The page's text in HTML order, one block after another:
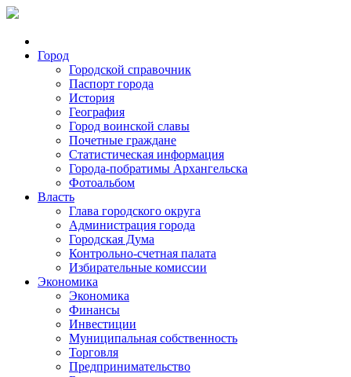
Город
Городской справочник
Паспорт города
История
География
Город воинской славы
Почетные граждане
Статистическая информация
Города-побратимы Архангельска
Фотоальбом
Власть
Глава городского округа
Администрация города
Городская Дума
Контрольно-счетная палата
Избирательные комиссии
Экономика
Экономика
Финансы
Инвестиции
Муниципальная собственность
Торговля
Предпринимательство